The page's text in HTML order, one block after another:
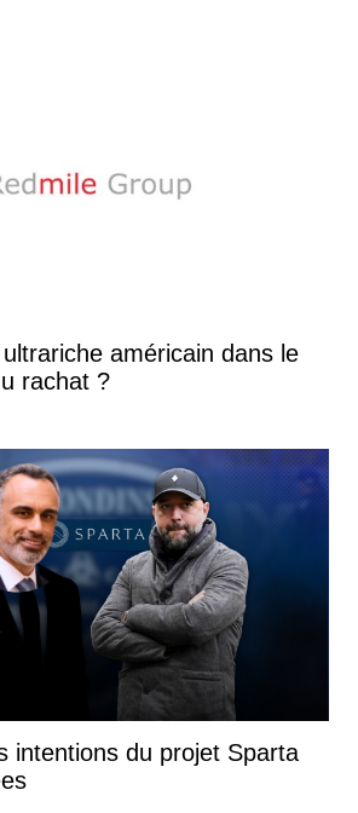
américain dans le
rachat ?
intentions du projet Sparta